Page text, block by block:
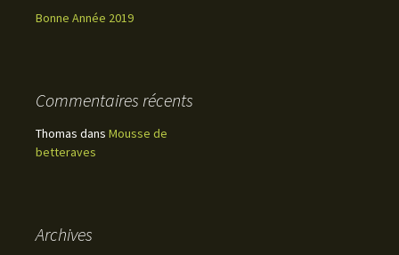
Bonne Année 2019
Commentaires récents
Thomas dans Mousse de
betteraves
Archives